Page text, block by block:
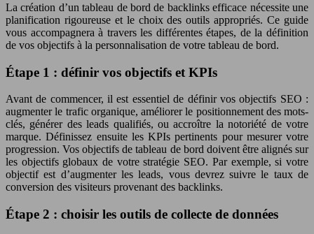
La création d’un tableau de bord de backlinks efficace nécessite une
planification rigoureuse et le choix des outils appropriés. Ce guide
vous accompagnera à travers les différentes étapes, de la définition
de vos objectifs à la personnalisation de votre tableau de bord.
Étape 1 : définir vos objectifs et KPIs
Avant de commencer, il est essentiel de définir vos objectifs SEO :
augmenter le trafic organique, améliorer le positionnement des mots-
clés, générer des leads qualifiés, ou accroître la notoriété de votre
marque. Définissez ensuite les KPIs pertinents pour mesurer votre
progression. Vos objectifs de tableau de bord doivent être alignés sur
les objectifs globaux de votre stratégie SEO. Par exemple, si votre
objectif est d’augmenter les leads, vous devrez suivre le taux de
conversion des visiteurs provenant des backlinks.
Étape 2 : choisir les outils de collecte de données